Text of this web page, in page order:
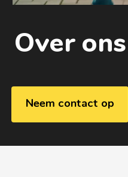
Over ons
Neem contact op